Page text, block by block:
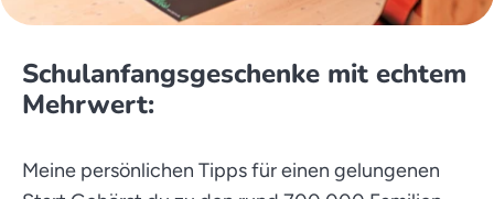
Schulanfangsgeschenke mit echtem
Mehrwert:
Meine persönlichen Tipps für einen gelungenen